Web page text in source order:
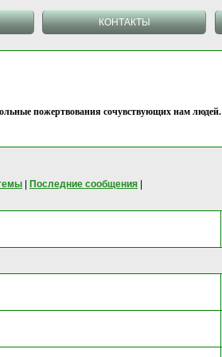
КОНТАКТЫ
пожертвования сочувствующих нам людей.
Последние сообщения